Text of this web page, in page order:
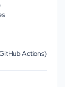
Actions)